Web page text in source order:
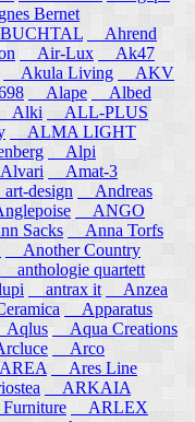
Bernet
Ahrend
Air-Lux
Ak47
Akula Living
AKV
Alape
Albed
Alki
ALL-PLUS
ALMA LIGHT
Alpi
Amat-3
design
Andreas
ANGO
Sacks
Anna Torfs
Another Country
anthologie quartett
antrax it
Anzea
Apparatus
Aqua Creations
Arco
Ares Line
ARKAIA
ARLEX